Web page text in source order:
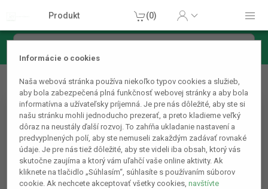
Informácie o cookies
Naša webová stránka používa niekoľko typov cookies a služieb,
aby bola zabezpečená plná funkčnosť webovej stránky a aby bola
informatívna a užívateľsky príjemná. Je pre nás dôležité, aby ste si
našu stránku mohli jednoducho prezerať, a preto kladieme veľký
dôraz na neustály ďalší rozvoj. To zahŕňa ukladanie nastavení a
predvyplnených polí, aby ste nemuseli zakaždým zadávať rovnaké
údaje. Je pre nás tiež dôležité, aby ste videli iba obsah, ktorý vás
skutočne zaujíma a ktorý vám uľahčí vaše online aktivity. Ak
kliknete na tlačidlo „Súhlasím“, súhlasíte s používaním súborov
cookie. Ak nechcete akceptovať všetky cookies,navštívte
Produkt (0)
POPULÁRNE
1 2 4.